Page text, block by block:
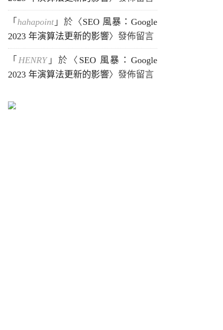
「 hahapoint 」於〈 SEO 風暴：Google
2023 年演算法更新的影響〉發佈留言
「 HENRY」於〈 SEO 風暴：Google
2023 年演算法更新的影響〉發佈留言